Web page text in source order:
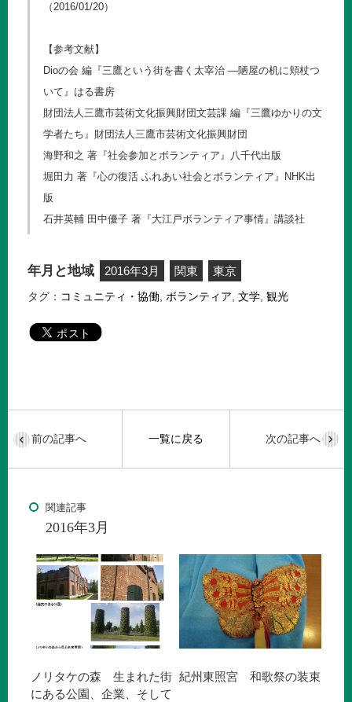
（2016/01/20）
【参考文献】
Dioの会 編『三鷹という街を書く太宰治 ―陋屋の机に頬杖つ
いて』はる書房
財団法人三鷹市芸術文化振興財団文芸課 編『三鷹ゆかりの文
学者たち』財団法人三鷹市芸術文化振興財団
海野和之 著『社会参加とボランティア』八千代出版
堀田力 著『心の復活 ふれあい社会とボランティア』NHK出
版
石井英輔 田中優子 著『大江戸ボランティア事情』講談社
年月と地域 2016年3月 関東 東京
タグ： コミュニティ・協働, ボランティア, 文学, 観光
一覧に戻る
前の記事へ 次の記事へ
関連記事
2016年3月
ノリタケの森 生まれた街
にある公園、企業、そして
紀州東照宮 和歌祭の装束